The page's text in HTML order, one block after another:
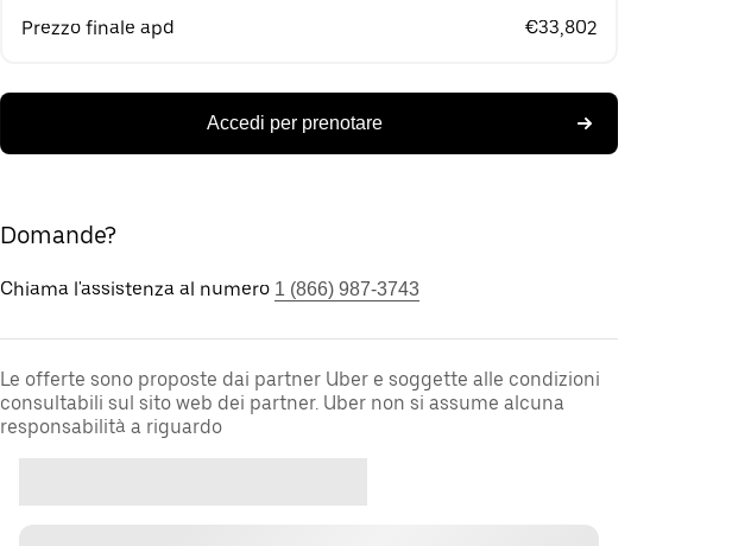
Prezzo finale apd €33,802
Accedi per prenotare
Domande?
Chiama l'assistenza al numero 1 (866) 987-3743
Le offerte sono proposte dai partner Uber e soggette alle condizioni
consultabili sul sito web dei partner. Uber non si assume alcuna
responsabilità a riguardo